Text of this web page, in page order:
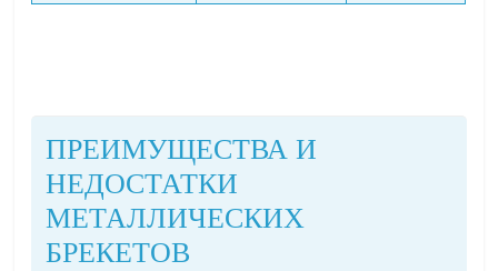
ПРЕИМУЩЕСТВА И
НЕДОСТАТКИ
МЕТАЛЛИЧЕСКИХ
БРЕКЕТОВ